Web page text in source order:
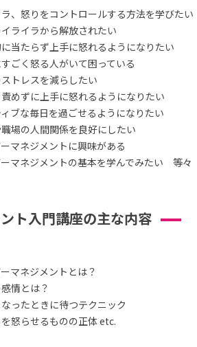
、怒りをコントロールする方法を学びたい
ライラから解放されたい
当たらず上手に怒れるようになりたい
ごく怒る人がいて困っている
トレスを減らしたい
めずに上手に怒れるようになりたい
ブな毎日を過ごせるようになりたい
場の人間関係を良好にしたい
マネジメントに興味がある
マネジメントの基本を学んでみたい 等々
ト入門講座の主な内容
マネジメントとは？
情とは？
ったときに待つテクニック
怒らせるものの正体 etc.